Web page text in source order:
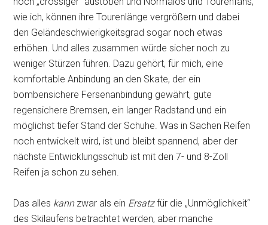
wie ich, können ihre Tourenlänge vergrößern und dabei
den Geländeschwierigkeitsgrad sogar noch etwas
erhöhen. Und alles zusammen würde sicher noch zu
weniger Stürzen führen. Dazu gehört, für mich, eine
komfortable Anbindung an den Skate, der ein
bombensichere Fersenanbindung gewährt, gute
regensichere Bremsen, ein langer Radstand und ein
möglichst tiefer Stand der Schuhe. Was in Sachen Reifen
noch entwickelt wird, ist und bleibt spannend, aber der
nächste Entwicklungsschub ist mit den 7- und 8-Zoll
Reifen ja schon zu sehen.
Das alles kannzwar als ein Ersatzfür die „Unmöglichkeit“
des Skilaufens betrachtet werden, aber manche